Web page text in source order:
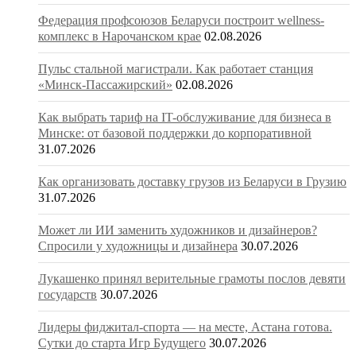
Федерация профсоюзов Беларуси построит wellness-
комплекс в Нарочанском крае 02.08.2026
Пульс стальной магистрали. Как работает станция
«Минск-Пассажирский» 02.08.2026
Как выбрать тариф на IT-обслуживание для бизнеса в
Минске: от базовой поддержки до корпоративной
31.07.2026
Как организовать доставку грузов из Беларуси в Грузию
31.07.2026
Может ли ИИ заменить художников и дизайнеров?
Спросили у художницы и дизайнера 30.07.2026
Лукашенко принял верительные грамоты послов девяти
государств 30.07.2026
Лидеры фиджитал-спорта — на месте, Астана готова.
Сутки до старта Игр Будущего 30.07.2026